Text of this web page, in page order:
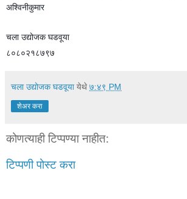
अश्विनीकुमार
चला उद्योजक घडवूया
८०८०२१८७९७
चला उद्योजक घडवूया येथे७:४९ PM
शेअर करा
कोणत्याही टिप्पण्‍या नाहीत:
टिप्पणी पोस्ट करा